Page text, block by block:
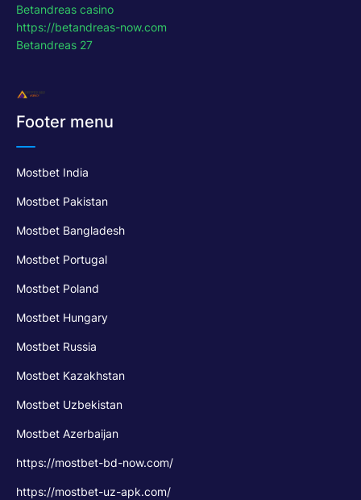
Betandreas casino
https://betandreas-now.com
Betandreas 27
Footer menu
Mostbet India
Mostbet Pakistan
Mostbet Bangladesh
Mostbet Portugal
Mostbet Poland
Mostbet Hungary
Mostbet Russia
Mostbet Kazakhstan
Mostbet Uzbekistan
Mostbet Azerbaijan
https://mostbet-bd-now.com/
https://mostbet-uz-apk.com/